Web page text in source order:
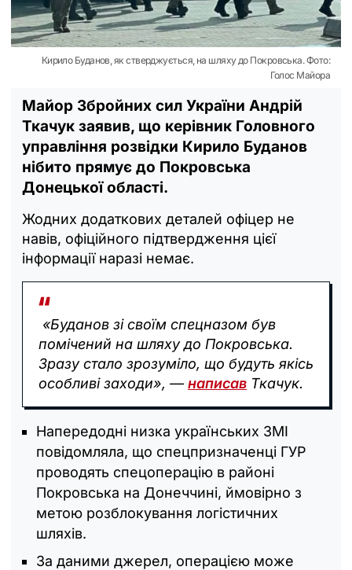
Кирило Буданов, як стверджується, на шляху до Покровська. Фото:
Голос Майора
Майор Збройних сил України Андрій
Ткачук заявив, що керівник Головного
управління розвідки Кирило Буданов
нібито прямує до Покровська
Донецької області.
Жодних додаткових деталей офіцер не
навів, офіційного підтвердження цієї
інформації наразі немає.
«Буданов зі своїм спецназом був
помічений на шляху до Покровська.
Зразу стало зрозуміло, що будуть якісь
особливі заходи», —написав Ткачук.
Напередодні низка українських ЗМІ
повідомляла, що спецпризначенці ГУР
проводять спецоперацію в районі
Покровська на Донеччині, ймовірно з
метою розблокування логістичних
шляхів.
За даними джерел, операцією може